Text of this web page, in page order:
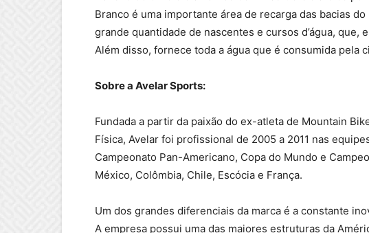
Branco é uma importante área de recarga das bacias
grande quantidade de nascentes e cursos d’água, que,
Além disso, fornece toda a água que é consumida pela
Sobre a Avelar Sports:
Fundada a partir da paixão do ex-atleta de Mountain
Física, Avelar foi profissional de 2005 a 2011 nas
Campeonato Pan-Americano, Copa do Mundo e
México, Colômbia, Chile, Escócia e França.
Um dos grandes diferenciais da marca é a constante
A empresa possui uma das maiores estruturas da